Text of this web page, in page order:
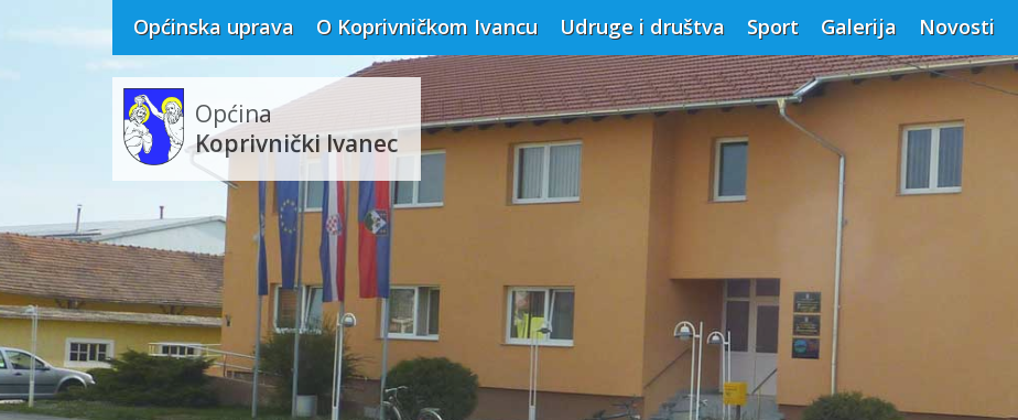
Općinska uprava O Koprivničkom Ivancu Udruge i društva Sport Galerija Novosti
Općina
Koprivnički Ivanec